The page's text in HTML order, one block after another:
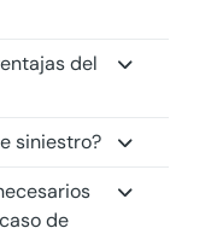
del
siniestro?
de